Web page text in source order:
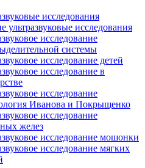
исследования
ультразвуковые исследования
исследование
системы
исследование детей
исследование в
исследование
Иванова и Покрыщенко
исследование
желез
исследование мошонки
исследование мягких